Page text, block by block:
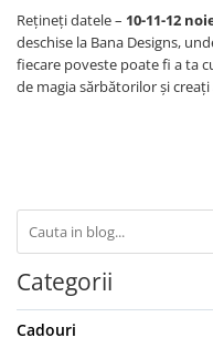
Rețineți datele – 10-11-12
deschise la Bana Designs,
fiecare poveste poate fi a ta
de magia sărbătorilor și
Categorii
Cadouri